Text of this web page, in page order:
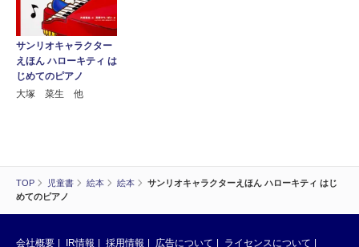
TOP 児童書 絵本 絵本
サンリオキャラクターえほん ハローキティ はじ
めてのピアノ
サンリオキャラクター
えほん ハローキティ は
じめてのピアノ
大塚 菜生 他
会社概要 IR情報 採用情報 広告について ライセンスについて